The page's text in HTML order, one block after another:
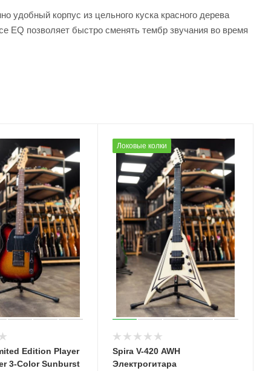
удобный корпус из цельного куска красного дерева
позволяет быстро сменять тембр звучания во время
Edition Player
3-Color Sunburst
Локовые колки
Spira V-420 AWH
Электрогитара